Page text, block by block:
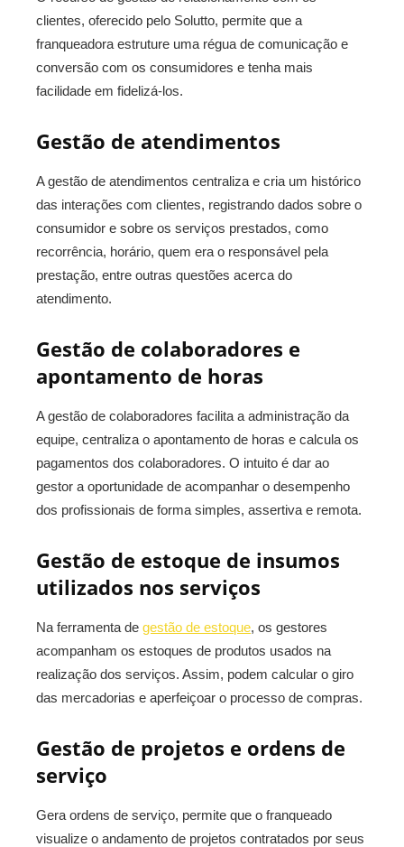
clientes, oferecido pelo Solutto, permite que a
franqueadora estruture uma régua de comunicação e
conversão com os consumidores e tenha mais
facilidade em fidelizá-los.
Gestão de atendimentos
A gestão de atendimentos centraliza e cria um histórico
das interações com clientes, registrando dados sobre o
consumidor e sobre os serviços prestados, como
recorrência, horário, quem era o responsável pela
prestação, entre outras questões acerca do
atendimento.
Gestão de colaboradores e
apontamento de horas
A gestão de colaboradores facilita a administração da
equipe, centraliza o apontamento de horas e calcula os
pagamentos dos colaboradores. O intuito é dar ao
gestor a oportunidade de acompanhar o desempenho
dos profissionais de forma simples, assertiva e remota.
Gestão de estoque de insumos
utilizados nos serviços
Na ferramenta de gestão de estoque, os gestores
acompanham os estoques de produtos usados na
realização dos serviços. Assim, podem calcular o giro
das mercadorias e aperfeiçoar o processo de compras.
Gestão de projetos e ordens de
serviço
Gera ordens de serviço, permite que o franqueado
visualize o andamento de projetos contratados por seus